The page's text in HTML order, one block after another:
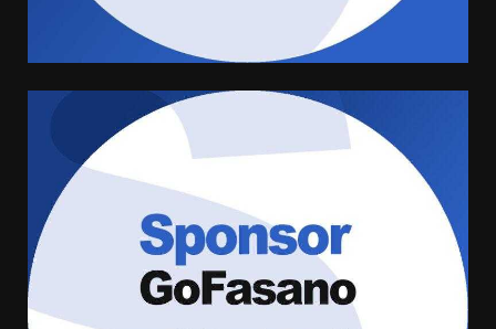
Serie D, l’Us Fasano è escluso
dal campionato
5 Agosto 2026 17:30
Truffatori in azione nelle
frazioni fasanesi
5 Agosto 2026 11:03